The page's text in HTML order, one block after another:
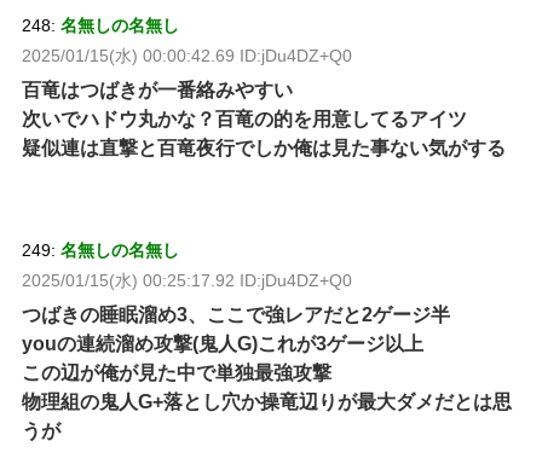
248: 名無しの名無し
2025/01/15(水) 00:00:42.69 ID:jDu4DZ+Q0
百竜はつばきが一番絡みやすい
次いでハドウ丸かな？百竜の的を用意してるアイツ
疑似連は直撃と百竜夜行でしか俺は見た事ない気がする
249: 名無しの名無し
2025/01/15(水) 00:25:17.92 ID:jDu4DZ+Q0
つばきの睡眠溜め3、ここで強レアだと2ゲージ半
youの連続溜め攻撃(鬼人G)これが3ゲージ以上
この辺が俺が見た中で単独最強攻撃
物理組の鬼人G+落とし穴か操竜辺りが最大ダメだとは思
うが